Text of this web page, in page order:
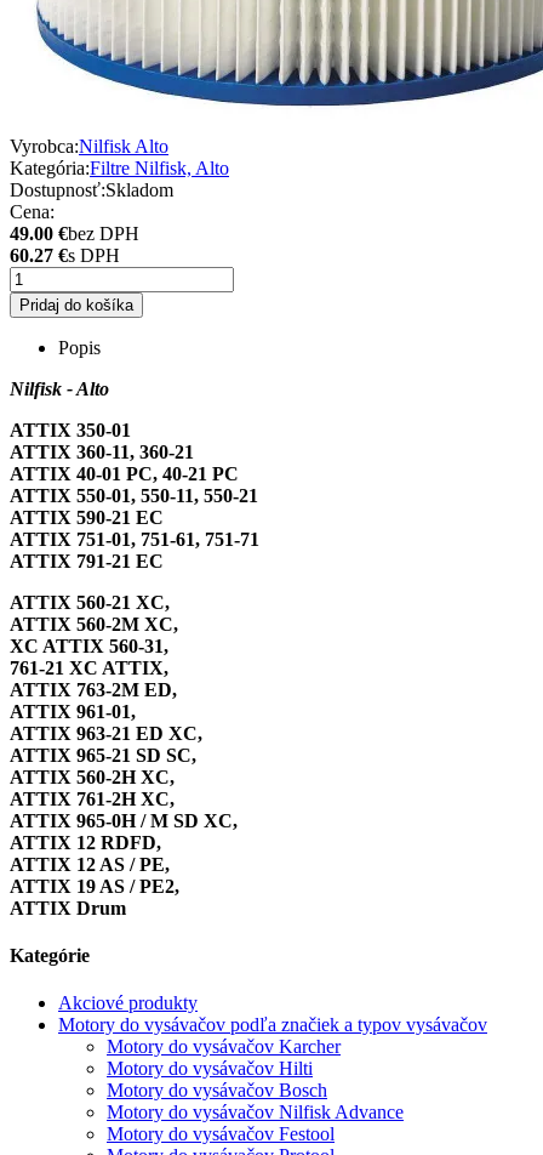
Vyrobca:Nilfisk Alto
Kategória:Filtre Nilfisk, Alto
Dostupnosť:Skladom
Cena:
49.00 €bez DPH
60.27 €s DPH
Pridaj do košíka
Popis
Nilfisk - Alto
ATTIX 350-01
ATTIX 360-11, 360-21
ATTIX 40-01 PC, 40-21 PC
ATTIX 550-01, 550-11, 550-21
ATTIX 590-21 EC
ATTIX 751-01, 751-61, 751-71
ATTIX 791-21 EC
ATTIX 560-21 XC,
ATTIX 560-2M XC,
XC ATTIX 560-31,
761-21 XC ATTIX,
ATTIX 763-2M ED,
ATTIX 961-01,
ATTIX 963-21 ED XC,
ATTIX 965-21 SD SC,
ATTIX 560-2H XC,
ATTIX 761-2H XC,
ATTIX 965-0H / M SD XC,
ATTIX 12 RDFD,
ATTIX 12 AS / PE,
ATTIX 19 AS / PE2,
ATTIX Drum
Kategórie
Akciové produkty
Motory do vysávačov podľa značiek a typov vysávačov
Motory do vysávačov Karcher
Motory do vysávačov Hilti
Motory do vysávačov Bosch
Motory do vysávačov Nilfisk Advance
Motory do vysávačov Festool